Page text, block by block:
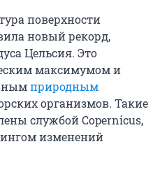
поверхности
новый рекорд,
Цельсия. Это
максимумом и
природным
организмов. Такие
службой Copernicus,
изменений